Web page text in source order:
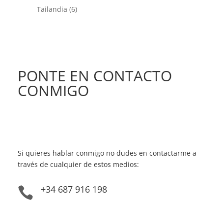
Tailandia (6)
PONTE EN CONTACTO
CONMIGO
Si quieres hablar conmigo no dudes en contactarme a
través de cualquier de estos medios:
 +34 687 916 198